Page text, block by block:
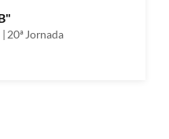
20ª Jornada